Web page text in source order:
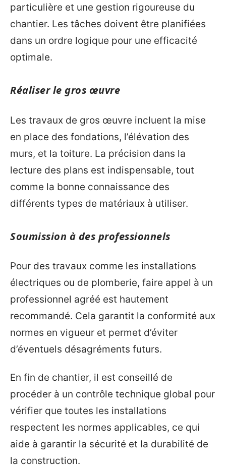
particulière et une gestion rigoureuse du
chantier. Les tâches doivent être planifiées
dans un ordre logique pour une efficacité
optimale.
Réaliser le gros œuvre
Les travaux de gros œuvre incluent la mise
en place des fondations, l’élévation des
murs, et la toiture. La précision dans la
lecture des plans est indispensable, tout
comme la bonne connaissance des
différents types de matériaux à utiliser.
Soumission à des professionnels
Pour des travaux comme les installations
électriques ou de plomberie, faire appel à un
professionnel agréé est hautement
recommandé. Cela garantit la conformité aux
normes en vigueur et permet d’éviter
d’éventuels désagréments futurs.
En fin de chantier, il est conseillé de
procéder à un contrôle technique global pour
vérifier que toutes les installations
respectent les normes applicables, ce qui
aide à garantir la sécurité et la durabilité de
la construction.